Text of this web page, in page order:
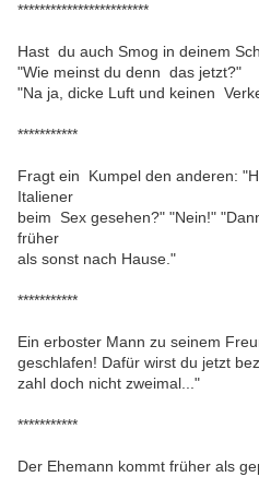
************************
Hast du auch Smog in deinem
"Wie meinst du denn das jetzt?"
"Na ja, dicke Luft und keinen
***********
Fragt ein Kumpel den anderen:
Italiener
beim Sex gesehen?" "Nein!"
früher
als sonst nach Hause."
***********
Ein erboster Mann zu seinem
geschlafen! Dafür wirst du jetzt
zahl doch nicht zweimal..."
***********
Der Ehemann kommt früher als